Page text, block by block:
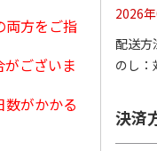
3,240円
(送料・税込) (送
両方をご指
ございま
がかかる
2026
配送方
のし
決済